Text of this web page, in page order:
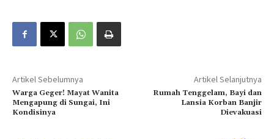
Artikel Sebelumnya
Warga Geger! Mayat Wanita
Mengapung di Sungai, Ini
Kondisinya
Artikel Selanjutnya
Rumah Tenggelam, Bayi dan
Lansia Korban Banjir
Dievakuasi